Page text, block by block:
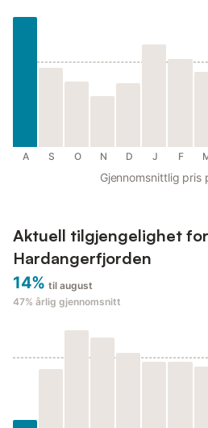
A S O N D J F
Gjennomsnittlig pris
Aktuell tilgjengelighet
Hardangerfjorden
14% til august
47% årlig gjennomsnitt